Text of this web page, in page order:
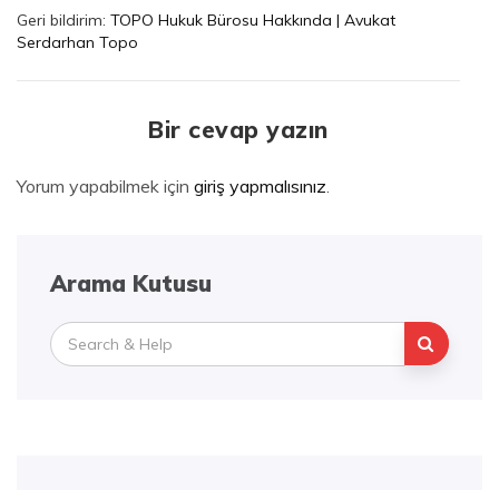
Geri bildirim: TOPO Hukuk Bürosu Hakkında | Avukat
Serdarhan Topo
Bir cevap yazın
Yorum yapabilmek için giriş yapmalısınız
Arama Kutusu
Search
for: